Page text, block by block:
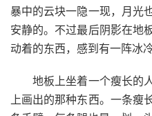
暴中的云块一隐一现，月光
安静的。不过最后阴影在地
动着的东西，感到有一阵冰
地板上坐着一个瘦长的人
上画出的那种东西。一条瘦